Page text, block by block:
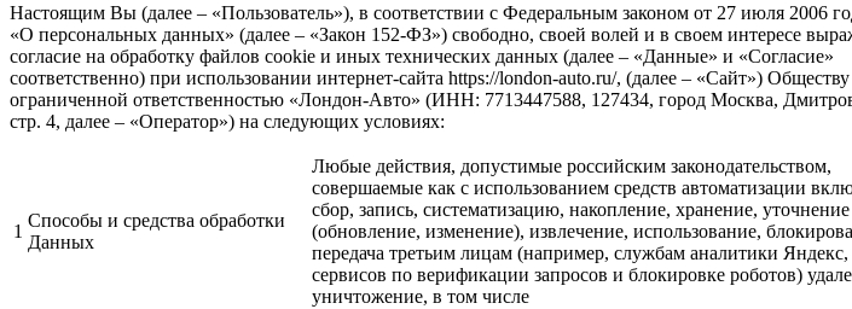
Настоящим Вы (далее – «Пользователь»), в соответствии с Федеральным законом от 27 июля 2006
«О персональных данных» (далее – «Закон 152-ФЗ») свободно, своей волей и в своем интересе
согласие на обработку файлов сookie и иных технических данных (далее – «Данные» и «Согласие»
соответственно) при использовании интернет-сайта https://london-auto.ru/, (далее – «Сайт») Обществу
ограниченной ответственностью «Лондон-Авто» (ИНН: 7713447588, 127434, город Москва,
стр. 4, далее – «Оператор») на следующих условиях:
1
Способы и средства обработки
Данных
Любые действия, допустимые российским законодательством,
совершаемые как с использованием средств автоматизации
сбор, запись, систематизацию, накопление, хранение, уточнение
(обновление, изменение), извлечение, использование,
передача третьим лицам (например, службам аналитики
сервисов по верификации запросов и блокировке роботов)
уничтожение, в том числе